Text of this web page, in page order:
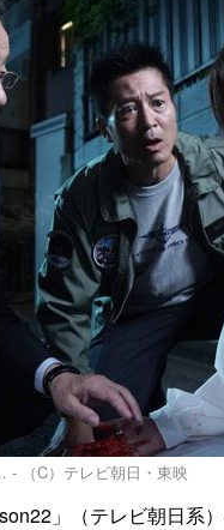
- （C）テレビ朝日・東映
」（テレビ朝日系